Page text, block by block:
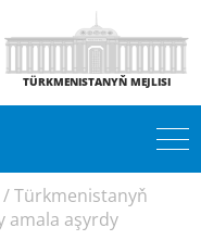
TÜRKMENISTANYŇ MEJLISI
/Türkmenistanyň
amala aşyrdy